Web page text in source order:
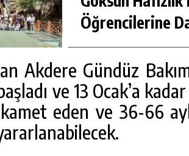
Öğrencilerine
Akdere Gündüz
ve 13 Ocak’a
eden ve 36-66